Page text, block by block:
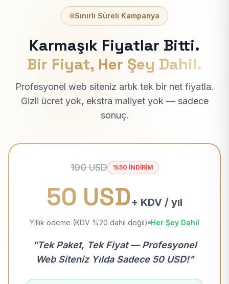
Sınırlı Süreli Kampanya
Karmaşık Fiyatlar Bitti.
Bir Fiyat, Her Şey Dahil.
Profesyonel web siteniz artık tek bir net fiyatla.
Gizli ücret yok, ekstra maliyet yok — sadece
sonuç.
100 USD %50 İNDİRİM
50 USD+ KDV / yıl
Yıllık ödeme (KDV %20 dahil değil) Her Şey Dahil
"Tek Paket, Tek Fiyat — Profesyonel
Web Siteniz Yılda Sadece 50 USD!"